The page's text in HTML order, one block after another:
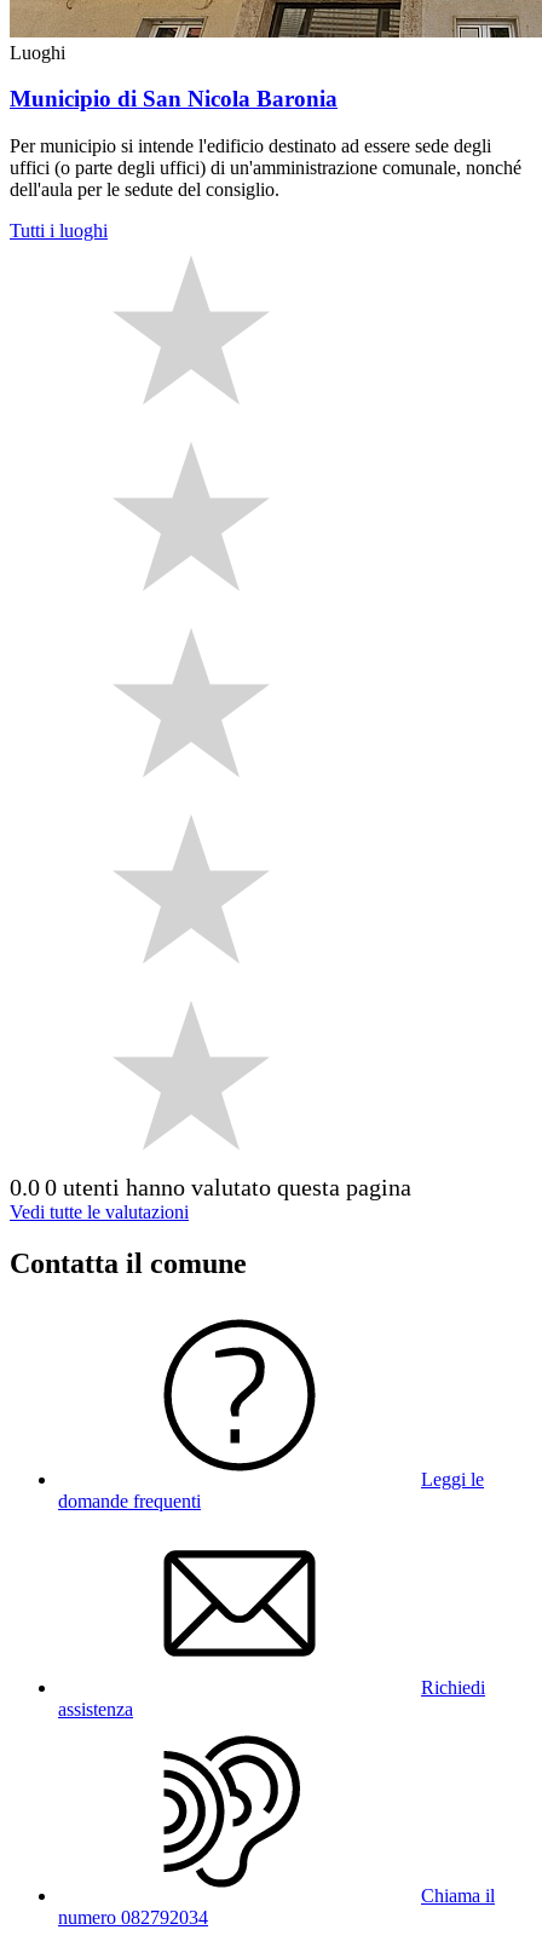
Luoghi
Municipio di San Nicola Baronia
Per municipio si intende l'edificio destinato ad essere sede degli
uffici (o parte degli uffici) di un'amministrazione comunale, nonché
dell'aula per le sedute del consiglio.
Tutti i luoghi
0.00 utenti hanno valutato questa pagina
Vedi tutte le valutazioni
Contatta il comune
Leggi le
domande frequenti
Richiedi
assistenza
Chiama il
numero 082792034